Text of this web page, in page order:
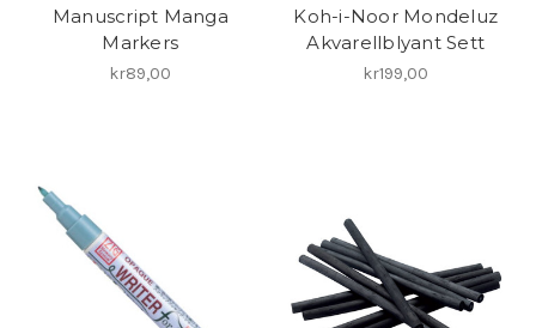
Manuscript Manga
Markers
kr89,00
Koh-i-Noor Mondeluz
Akvarellblyant Sett
kr199,00